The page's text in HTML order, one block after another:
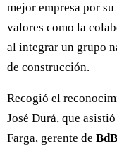
mejor empresa por
valores como la
al integrar un grupo
de construcción.
Recogió el
José Durá, que
Farga, gerente de